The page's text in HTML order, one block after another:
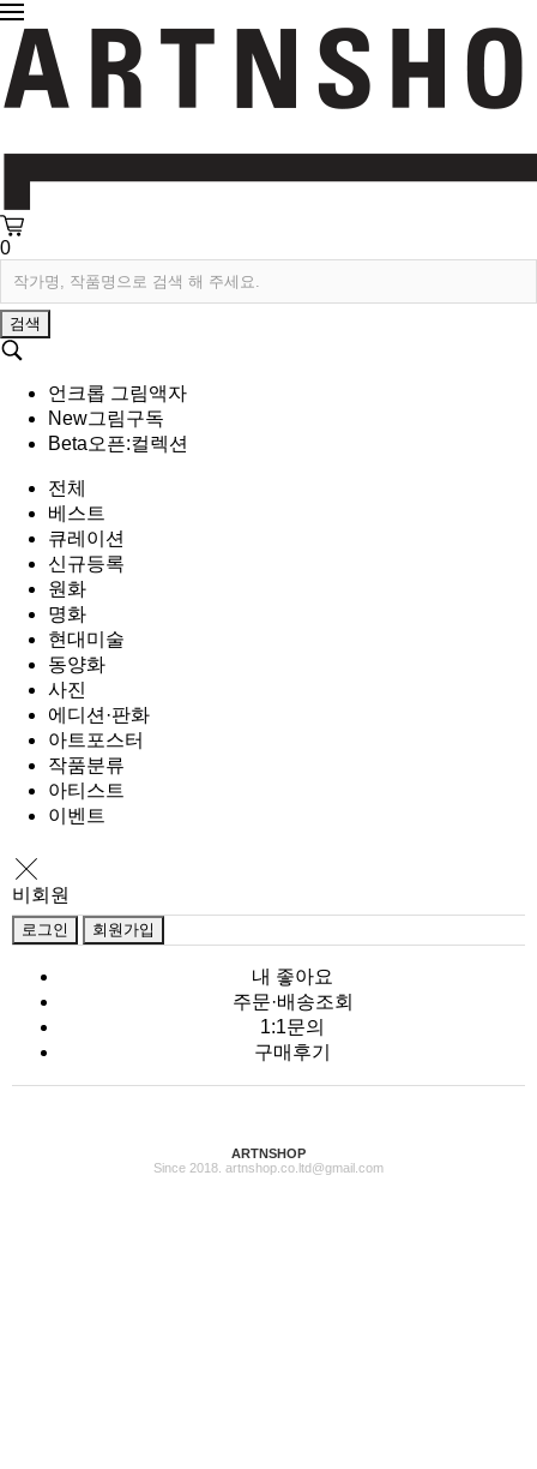
0
검색
언크롭 그림액자
New그림구독
Beta오픈:컬렉션
전체
베스트
큐레이션
신규등록
원화
명화
현대미술
동양화
사진
에디션·판화
아트포스터
작품분류
아티스트
이벤트
비회원
로그인 회원가입
내 좋아요
주문·배송조회
1:1문의
구매후기
ARTNSHOP
Since 2018. artnshop.co.ltd@gmail.com